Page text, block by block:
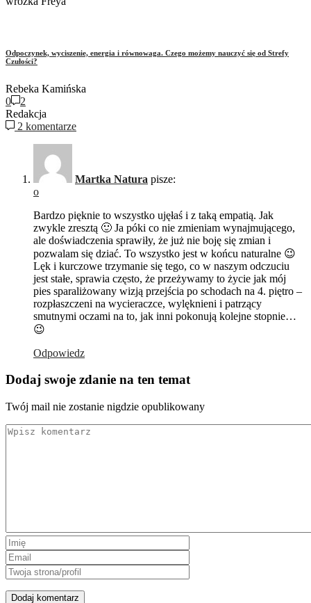
Odpoczynek, wyciszenie, energia i równowaga. Czego możemy nauczyć się od Strefy
Czułości?
Rebeka Kamińska
0
2
Redakcja
2 komentarze
Martka Natura pisze:
o
Bardzo pięknie to wszystko ujęłaś i z taką empatią. Jak
zwykle zresztą 🙂 Ja póki co nie zmieniam wynajmującego,
ale doświadczenia sprawiły, że już nie boję się zmian i
pozwalam się dziać. To wszystko jest w końcu naturalne 😉
Lęk i kurczowe trzymanie się tego, co w naszym odczuciu
jest stałe, sprawia często, że przeżywamy to życie jak mój
pies sparaliżowany wizją przejścia po schodach na 4. piętro –
rozpłaszczeni na wycieraczce, wylęknieni i patrzący
smutnymi oczami na to, jak inni pokonują kolejne stopnie…
😉
Odpowiedz
Dodaj swoje zdanie na ten temat
Twój mail nie zostanie nigdzie opublikowany